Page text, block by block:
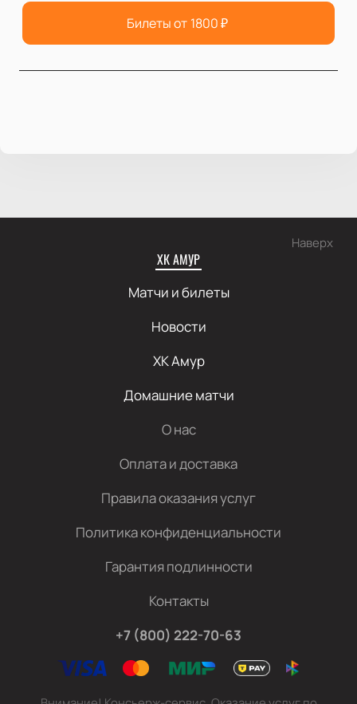
Билеты от 1800₽
Наверх
ХК АМУР
Матчи и билеты
Новости
ХК Амур
Домашние матчи
О нас
Оплата и доставка
Правила оказания услуг
Политика конфиденциальности
Гарантия подлинности
Контакты
+7 (800) 222-70-63